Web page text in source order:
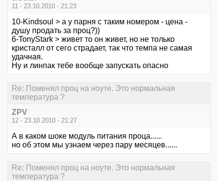
11 - 23.10.2010 - 21:23
10-Kindsoul > а у парня с таким номером - цена -
душу продать за проц?))
6-TonyStark > живет то он живет, но не только
кристалл от сего страдает, так что темпа не самая
удачная.
Ну и линпак тебе вообще запускать опасно
Re: Поменял проц на ноуте. Это нормальная
температура ?
ZPV
12 - 23.10.2010 - 21:27
А в каком шоке модуль питания проца......
но об этом мы узнаем через пару месяцев......
Re: Поменял проц на ноуте. Это нормальная
температура ?